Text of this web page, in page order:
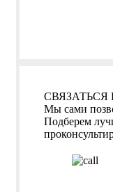
Мы сами
Подберем